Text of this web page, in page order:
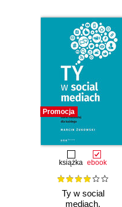
Promocja
książka ebook
Ty w social
mediach.